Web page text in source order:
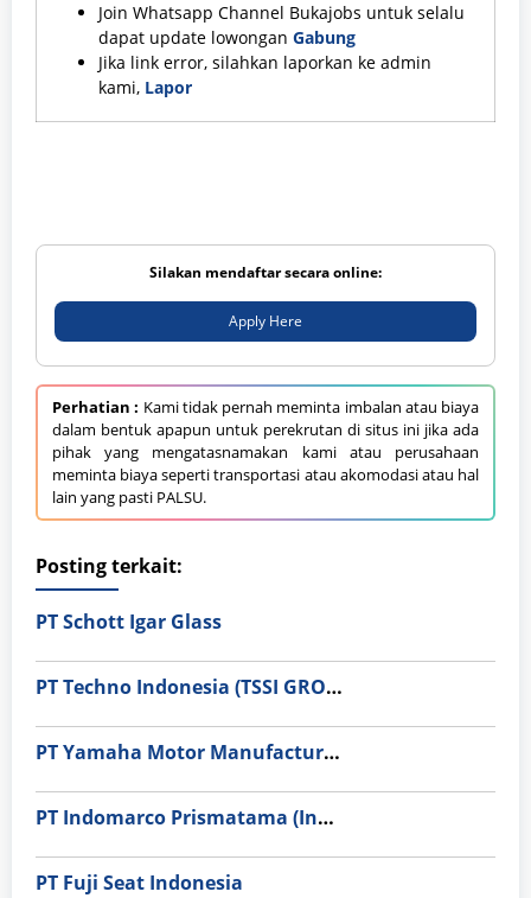
Join Whatsapp Channel Bukajobs untuk selalu
dapat update lowongan Gabung
Jika link error, silahkan laporkan ke admin
kami, Lapor
Silakan mendaftar secara online:
Apply Here
Perhatian : Kami tidak pernah meminta imbalan atau biaya
dalam bentuk apapun untuk perekrutan di situs ini jika ada
pihak yang mengatasnamakan kami atau perusahaan
meminta biaya seperti transportasi atau akomodasi atau hal
lain yang pasti PALSU.
Posting terkait:
PT Schott Igar Glass
PT Techno Indonesia (TSSI GROUP)
PT Yamaha Motor Manufacturing
PT Indomarco Prismatama (Indomaret Group)
PT Fuji Seat Indonesia